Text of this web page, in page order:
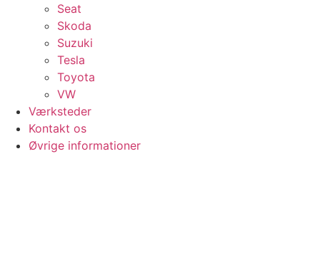
Seat
Skoda
Suzuki
Tesla
Toyota
VW
Værksteder
Kontakt os
Øvrige informationer